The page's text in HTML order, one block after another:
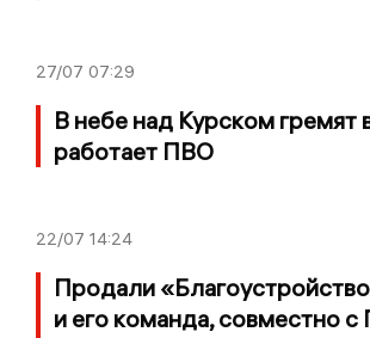
27/07 07:29
В небе над Курском гремят
работает ПВО
22/07 14:24
Продали
и его команда, совместно